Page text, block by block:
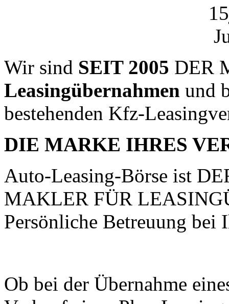
Wir sind SEIT 2005 DER
Leasingübernahmen und
bestehenden Kfz-
DIE MARKE IHRES
Auto-Leasing-Börse ist
MAKLER FÜR
Persönliche Betreuung bei
Ob bei der Übernahme